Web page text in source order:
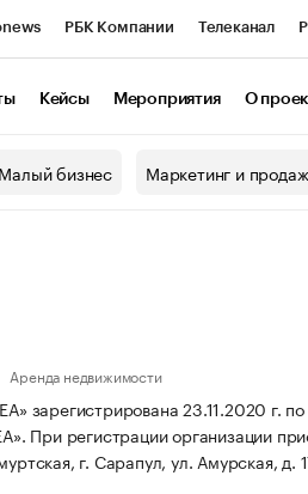
РБК Компании Телеканал
Кейсы Мероприятия О
Малый бизнес Маркетинг и
Аренда недвижимости
23.11.2020 г. по
При регистрации организации
г. Сарапул, ул. Амурская, д.